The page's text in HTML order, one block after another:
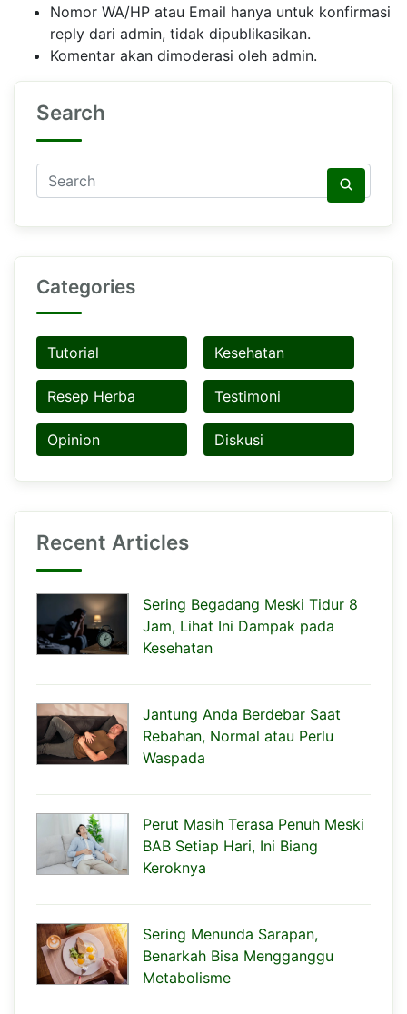
Nomor WA/HP atau Email hanya untuk konfirmasi
reply dari admin, tidak dipublikasikan.
Komentar akan dimoderasi oleh admin.
Search
Categories
Tutorial Kesehatan
Resep Herba Testimoni
Opinion Diskusi
Recent Articles
Sering Begadang Meski Tidur 8
Jam, Lihat Ini Dampak pada
Kesehatan
Jantung Anda Berdebar Saat
Rebahan, Normal atau Perlu
Waspada
Perut Masih Terasa Penuh Meski
BAB Setiap Hari, Ini Biang
Keroknya
Sering Menunda Sarapan,
Benarkah Bisa Mengganggu
Metabolisme